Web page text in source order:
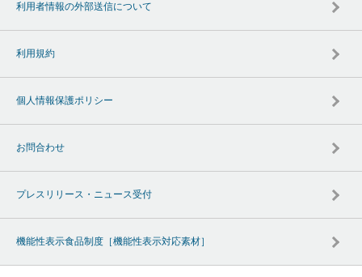
利用者情報の外部送信について
利用規約
個人情報保護ポリシー
お問合わせ
プレスリリース・ニュース受付
機能性表示食品制度［機能性表示対応素材］